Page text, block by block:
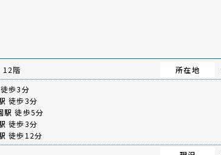
12階 所在地
歩3分
徒歩3分
駅 徒歩5分
徒歩3分
徒歩12分